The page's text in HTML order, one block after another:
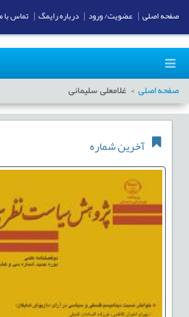
صفحه اصلی غلامعلی سلیمانی
آخرین شماره
صفحه اصلی عضویت/ ورود درباره رایمگ تماس با ما